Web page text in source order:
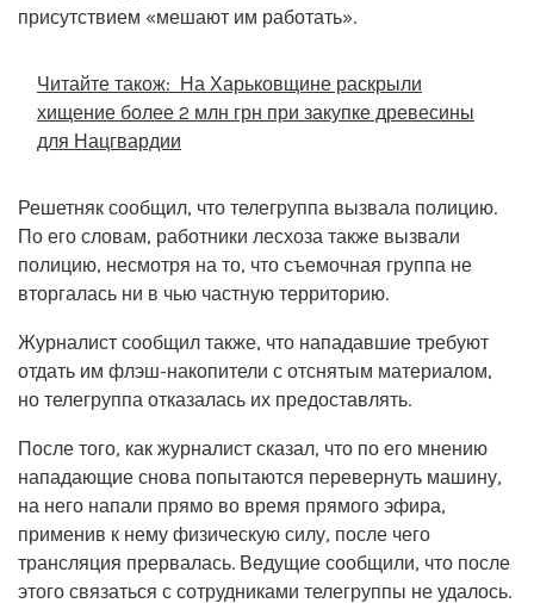
присутствием «мешают им работать».
Читайте також: На Харьковщине раскрыли
хищение более 2 млн грн при закупке древесины
для Нацгвардии
Решетняк сообщил, что телегруппа вызвала полицию.
По его словам, работники лесхоза также вызвали
полицию, несмотря на то, что съемочная группа не
вторгалась ни в чью частную территорию.
Журналист сообщил также, что нападавшие требуют
отдать им флэш-накопители с отснятым материалом,
но телегруппа отказалась их предоставлять.
После того, как журналист сказал, что по его мнению
нападающие снова попытаются перевернуть машину,
на него напали прямо во время прямого эфира,
применив к нему физическую силу, после чего
трансляция прервалась. Ведущие сообщили, что после
этого связаться с сотрудниками телегруппы не удалось.